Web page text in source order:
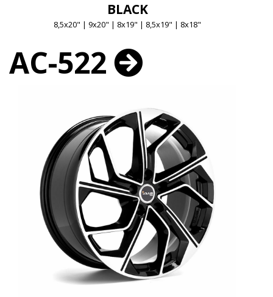
BLACK
8,5x20" | 9x20" | 8x19" | 8,5x19" | 8x18"
AC-522